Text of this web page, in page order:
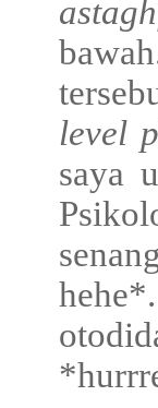
level
saya